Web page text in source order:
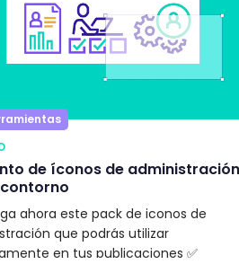
de íconos de administración
ahora este pack de iconos de
que podrás utilizar
en tus publicaciones ✅